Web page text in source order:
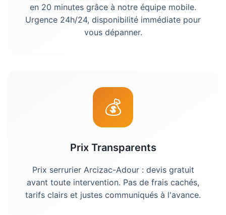
en 20 minutes grâce à notre équipe mobile.
Urgence 24h/24, disponibilité immédiate pour
vous dépanner.
💰
Prix Transparents
Prix serrurier Arcizac-Adour : devis gratuit
avant toute intervention. Pas de frais cachés,
tarifs clairs et justes communiqués à l'avance.